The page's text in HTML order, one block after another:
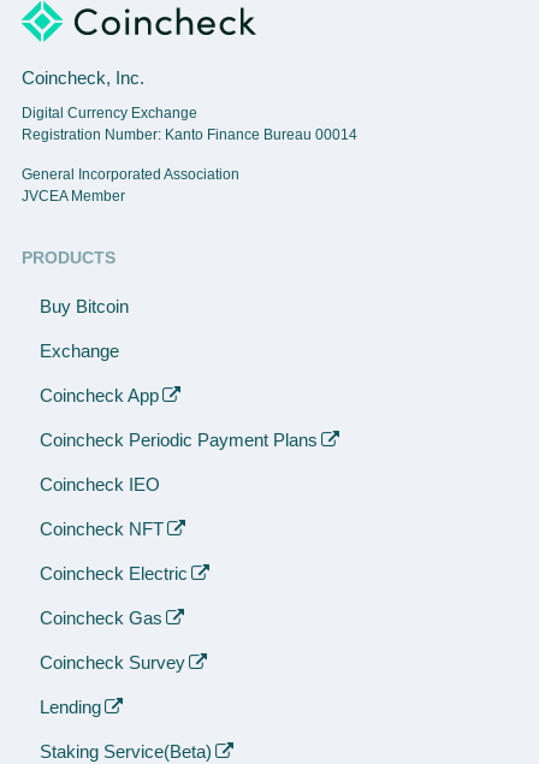
Coincheck, Inc.
Digital Currency Exchange
Registration Number: Kanto Finance Bureau 00014
General Incorporated Association
JVCEA Member
PRODUCTS
Buy Bitcoin
Exchange
Coincheck App
Coincheck Periodic Payment Plans
Coincheck IEO
Coincheck NFT
Coincheck Electric
Coincheck Gas
Coincheck Survey
Lending
Staking Service(Beta)